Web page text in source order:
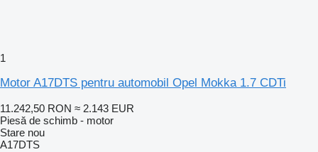
1
Motor A17DTS pentru automobil Opel Mokka 1.7 CDTi
11.242,50 RON ≈ 2.143 EUR
Piesă de schimb - motor
Stare nou
A17DTS